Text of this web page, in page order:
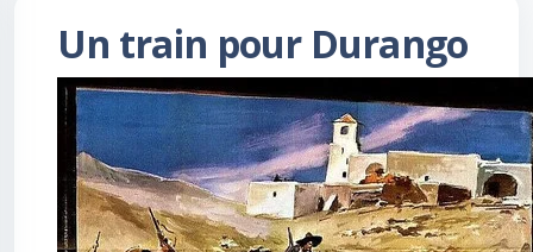
Un train pour Durango